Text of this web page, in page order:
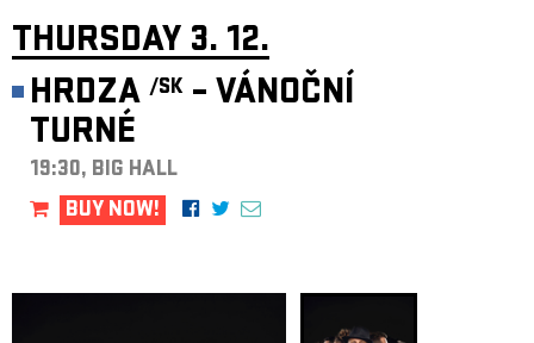
THURSDAY 3. 12.
HRDZA /SK – VÁNOČNÍ
TURNÉ
19:30, BIG HALL
BUY NOW!